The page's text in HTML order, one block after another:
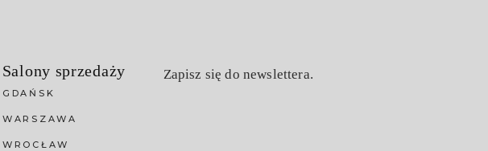
Salony sprzedaży
GDAŃSK
WARSZAWA
WROCŁAW
Zapisz się do newslettera.